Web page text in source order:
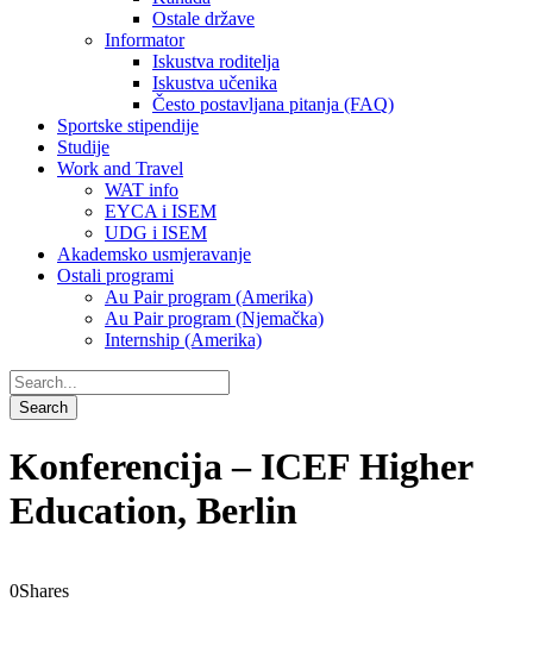
Ostale države
Informator
Iskustva roditelja
Iskustva učenika
Često postavljana pitanja (FAQ)
Sportske stipendije
Studije
Work and Travel
WAT info
EYCA i ISEM
UDG i ISEM
Akademsko usmjeravanje
Ostali programi
Au Pair program (Amerika)
Au Pair program (Njemačka)
Internship (Amerika)
Konferencija – ICEF Higher
Education, Berlin
0Shares